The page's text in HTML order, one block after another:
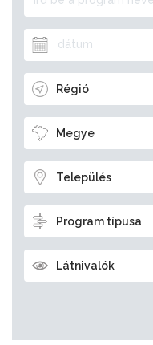
Régió
Megye
Település
Program típusa
Látnivalók